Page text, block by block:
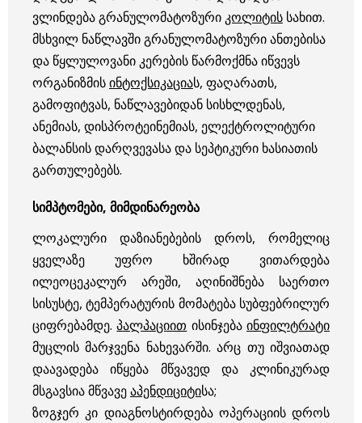
ვლინდება გრანულომატოზურიკოლიტის სახით.
მსხვილ ნაწლავში გრანულომატოზური ანთებისა
და წყლულოვანი კერების წარმოქმნა იწვევს
ორგანიზმისინტოქსიკაციას, ფაღარათს,
გამოფიტვას, ნაწლავებიდან სისხლდენას,
ანემიას, დისპროტეინემიას, ელექტროლიტური
ბალანსის დარღვევასა და სეპტიკური ხასიათის
გართულებებს.
სიმპტომები, მიმდინარეობა
ლოკალური დაზიანებების დროს, რომელიც
ყველაზე უფრო ხშირად ვითარდება
ილეოცეკალურ არეში, აღინიშნება საერთო
სისუსტე, ტემპერატურის მომატება სუბფებრილურ
ციფრებამდე.პალპაციით ისინჯებაინფილტრატი
მუცლის მარჯვენა ნახევარში. არც თუ იშვიათად
დაავადება იწყება მწვავედ და კლინიკურად
მსგავსია მწვავეაპენდიციტისა;
ზოგჯერ კი დიაგნოსტირდება ოპერაციის დროს